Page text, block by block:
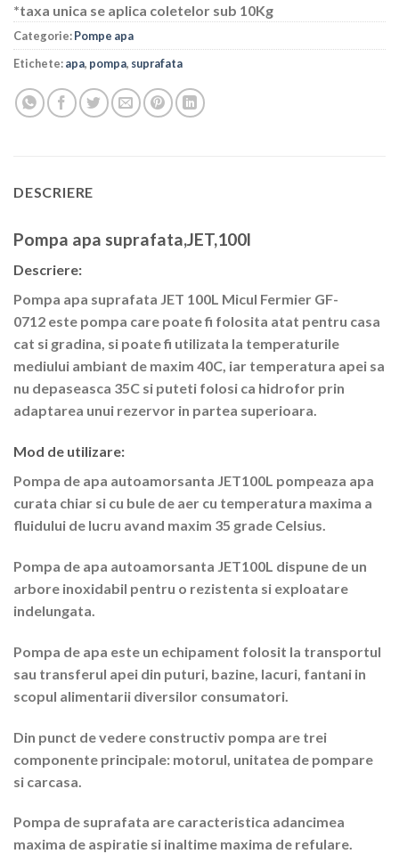
*taxa unica se aplica coletelor sub 10Kg
Categorie:Pompe apa
Etichete:apa, pompa, suprafata
DESCRIERE
Pompa apa suprafata,JET,100l
Descriere:
Pompa apa suprafata JET 100L Micul Fermier GF-
0712 este pompa care poate fi folosita atat pentru casa
cat si gradina, si poate fi utilizata la temperaturile
mediului ambiant de maxim 40C, iar temperatura apei sa
nu depaseasca 35C si puteti folosi ca hidrofor prin
adaptarea unui rezervor in partea superioara.
Mod de utilizare:
Pompa de apa autoamorsanta JET100L pompeaza apa
curata chiar si cu bule de aer cu temperatura maxima a
fluidului de lucru avand maxim 35 grade Celsius.
Pompa de apa autoamorsanta JET100L dispune de un
arbore inoxidabil pentru o rezistenta si exploatare
indelungata.
Pompa de apa este un echipament folosit la transportul
sau transferul apei din puturi, bazine, lacuri, fantani in
scopul alimentarii diversilor consumatori.
Din punct de vedere constructiv pompa are trei
componente principale: motorul, unitatea de pompare
si carcasa.
Pompa de suprafata are caracteristica adancimea
maxima de aspiratie si inaltime maxima de refulare.